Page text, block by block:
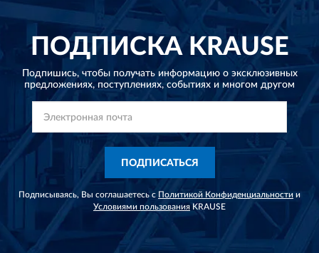
ПОДПИСКАKRAUSE
Подпишись, чтобы получать информацию о эксклюзивных
предложениях, поступлениях, событиях и многом другом
ПОДПИСАТЬСЯ
Подписываясь, Вы соглашаетесь с Политикой Конфиденциальности и
Условиями пользованияKRAUSE